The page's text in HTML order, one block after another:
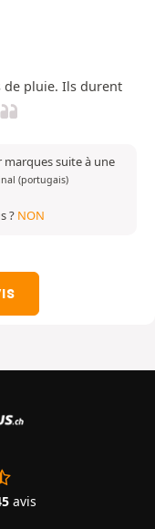
de pluie. Ils durent
marques suite à une
(portugais)
? NON
avis